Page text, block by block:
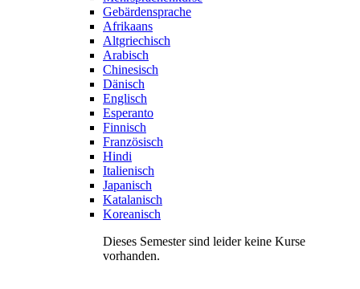
Gebärdensprache
Afrikaans
Altgriechisch
Arabisch
Chinesisch
Dänisch
Englisch
Esperanto
Finnisch
Französisch
Hindi
Italienisch
Japanisch
Katalanisch
Koreanisch
Dieses Semester sind leider keine Kurse
vorhanden.